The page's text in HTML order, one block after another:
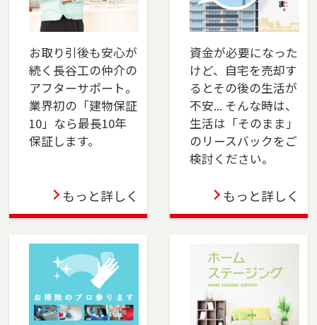
千葉店を移転しました。千葉市（中央区・花見
川区・稲毛区・若葉区・緑区・美浜区）、佐倉
市、四街道市でお住まいのご売却、ご購入をご
検討の方は、是非ご相談ください。フリーダイ
アル（0120-8750-86）よりお気軽にどうぞ！
2024-04-01
おおたかの森店オープン！不動産の売却も購入
も、長谷工の仲介にお任せください！ 豊富な実
の物件購入もサポートします。安心のサポート
で、スムーズな取引を実現します。
上大岡店をオープンしました。横浜市金沢区、
港南区・南区・磯子区（一部）、横須賀市、三
浦市でお住まいのご売却、 ご購入をご検討の方
は、是非ご相談ください。 フリーダイアル
お取り引後も安心が
続く長谷工の仲介の
アフターサポート。
業界初の「建物保証
10」なら最長10年
保証します。
もっと詳しく
資金が必要になった
けど、自宅を売却す
るとその後の生活が
不安... そんな時は、
生活は「そのまま」
のリースバックをご
検討ください。
もっと詳しく